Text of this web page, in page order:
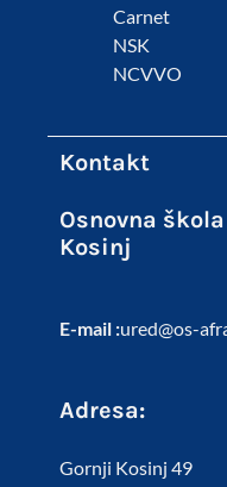
Carnet
NSK
NCVVO
Kontakt
Osnovna
Kosinj
E-mail :ured@os-
Adresa:
Gornji Kosinj 49